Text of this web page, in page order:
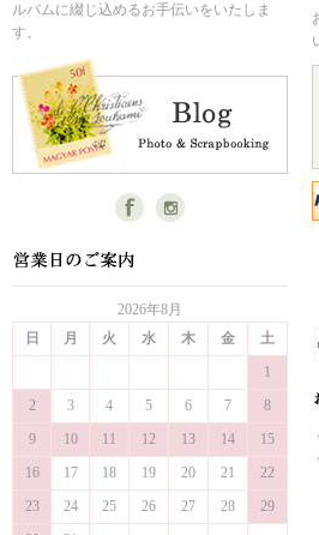
ルバムに綴じ込めるお手伝いをいたしま
す。
2026年8月
日
月 火 水 木 金
土
1
2
3 4 5 6 7
8
9
10 11 12 13 14
15
16
17 18 19 20 21
22
23
24 25 26 27 28
29